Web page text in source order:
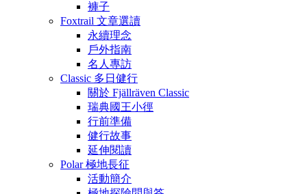
褲子
Foxtrail 文章選讀
永續理念
戶外指南
名人專訪
Classic 多日健行
關於 Fjällräven Classic
瑞典國王小徑
行前準備
健行故事
延伸閱讀
Polar 極地長征
活動簡介